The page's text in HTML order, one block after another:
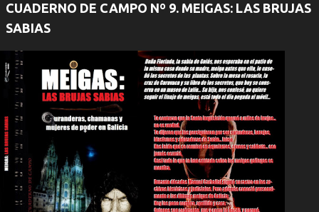
CUADERNO DE CAMPO Nº 9. MEIGAS: LAS BRUJAS
SABIAS